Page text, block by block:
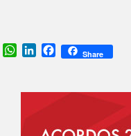
WhatsApp
LinkedInFacebook
Share